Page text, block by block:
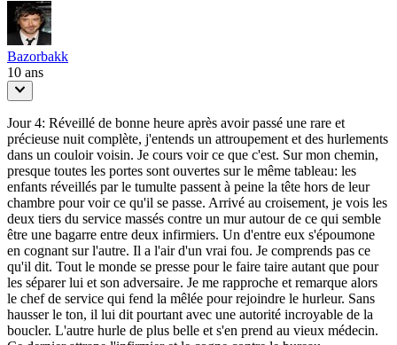
Bazorbakk
10 ans
Jour 4: Réveillé de bonne heure après avoir passé une rare et
précieuse nuit complète, j'entends un attroupement et des hurlements
dans un couloir voisin. Je cours voir ce que c'est. Sur mon chemin,
presque toutes les portes sont ouvertes sur le même tableau: les
enfants réveillés par le tumulte passent à peine la tête hors de leur
chambre pour voir ce qu'il se passe. Arrivé au croisement, je vois les
deux tiers du service massés contre un mur autour de ce qui semble
être une bagarre entre deux infirmiers. Un d'entre eux s'époumone
en cognant sur l'autre. Il a l'air d'un vrai fou. Je comprends pas ce
qu'il dit. Tout le monde se presse pour le faire taire autant que pour
les séparer lui et son adversaire. Je me rapproche et remarque alors
le chef de service qui fend la mêlée pour rejoindre le hurleur. Sans
hausser le ton, il lui dit pourtant avec une autorité incroyable de la
boucler. L'autre hurle de plus belle et s'en prend au vieux médecin.